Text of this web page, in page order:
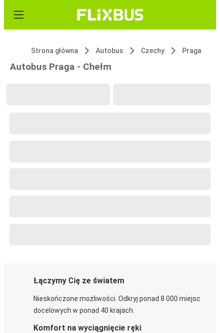
Strona główna Autobus Czechy Praga
Autobus Praga - Chełm
Łączymy Cię ze światem
Nieskończone możliwości. Odkryj ponad 8 000 miejsc
docelowych w ponad 40 krajach.
Komfort na wyciągnięcie ręki